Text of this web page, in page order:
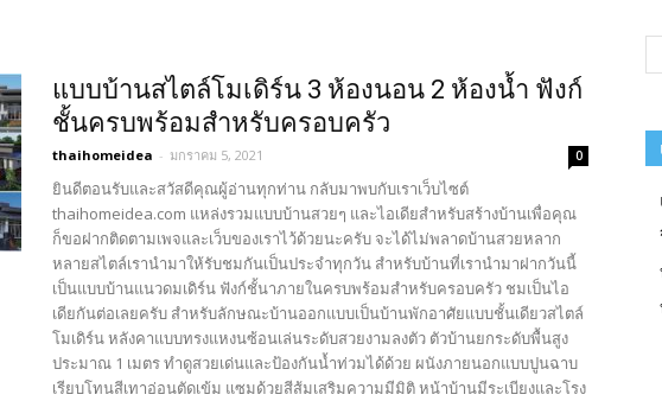
แบบบ้านสไตล์โมเดิร์น 3 ห้องนอน 2 ห้องน้ำ ฟังก์
ชั้นครบพร้อมสำหรับครอบครัว
thaihomeidea - มกราคม 5, 2021 0
ยินดีตอนรับและสวัสดีคุณผู้อ่านทุกท่าน กลับมาพบกับเราเว็บไซต์
thaihomeidea.com แหล่งรวมแบบบ้านสวยๆ และไอเดียสำหรับสร้างบ้านเพื่อคุณ
ก็ขอฝากติดตามเพจและเว็บของเราไว้ด้วยนะครับ จะได้ไม่พลาดบ้านสวยหลาก
หลายสไตล์เรานำมาให้รับชมกันเป็นประจำทุกวัน สำหรับบ้านที่เรานำมาฝากวันนี้
เป็นแบบบ้านแนวดมเดิร์น ฟังก์ชั้นาภายในครบพร้อมสำหรับครอบครัว ชมเป็นไอ
เดียกันต่อเลยครับ สำหรับลักษณะบ้านออกแบบเป็นบ้านพักอาศัยแบบชั้นเดียวสไตล์
โมเดิร์น หลังคาแบบทรงแหงนซ้อนเล่นระดับสวยงามลงตัว ตัวบ้านยกระดับพื้นสูง
ประมาณ 1 เมตร ทำดูสวยเด่นและป้องกันน้ำท่วมได้ด้วย ผนังภายนอกแบบปูนฉาบ
เรียบโทนสีเทาอ่อนตัดเข้ม แซมด้วยสีส้มเสริมความมีมิติ หน้าบ้านมีระเบียงและโรง